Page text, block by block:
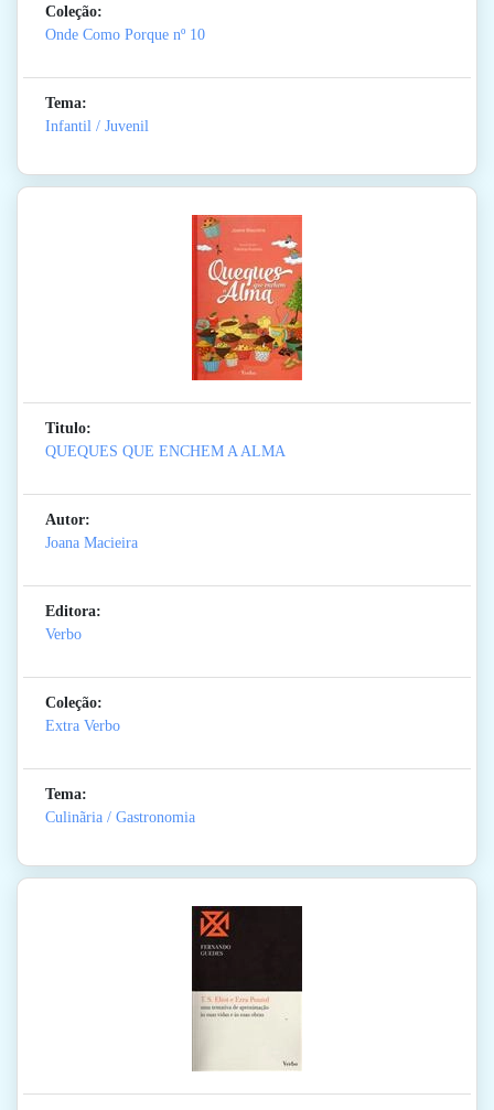
Coleção:
Onde Como Porque nº 10
Tema:
Infantil / Juvenil
Titulo:
QUEQUES QUE ENCHEM A ALMA
Autor:
Joana Macieira
Editora:
Verbo
Coleção:
Extra Verbo
Tema:
Culinãria / Gastronomia